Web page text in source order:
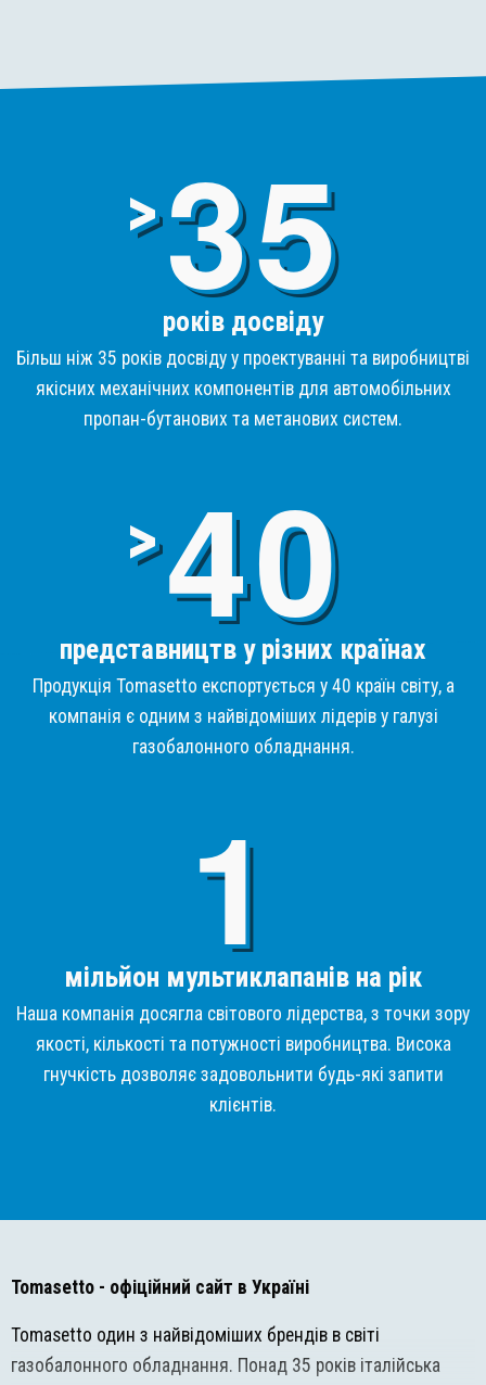
>3
років досвіду
Більш ніж 35 років досвіду у проектуванні та виробництві
якісних механічних компонентів для автомобільних
пропан-бутанових та метанових систем.
>4
представництв у різних країнах
Продукція Tomasetto експортується у 40 країн світу, а
компанія є одним з найвідоміших лідерів у галузі
газобалонного обладнання.
мільйон мультиклапанів на рік
Наша компанія досягла світового лідерства, з точки зору
якості, кількості та потужності виробництва. Висока
гнучкість дозволяє задовольнити будь-які запити
клієнтів.
Tomasetto - офіційний сайт в Україні
Tomasetto один з найвідоміших брендів в світі
газобалонного обладнання. Понад 35 років італійська